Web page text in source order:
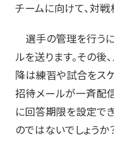
チームに向けて、対戦
選手の管理を行うに
ルを送ります。その後
降は練習や試合をス
招待メールが一斉配
に回答期限を設定で
のではないでしょうか